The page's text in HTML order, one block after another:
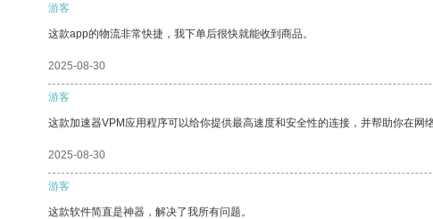
游客
这款app的物流非常快捷，我下单后很快就能收到商品。
2025-08-30
游客
这款加速器VPM应用程序可以给你提供最高速度和安全性的连接，并帮助你在网
2025-08-30
游客
这款软件简直是神器，解决了我所有问题。